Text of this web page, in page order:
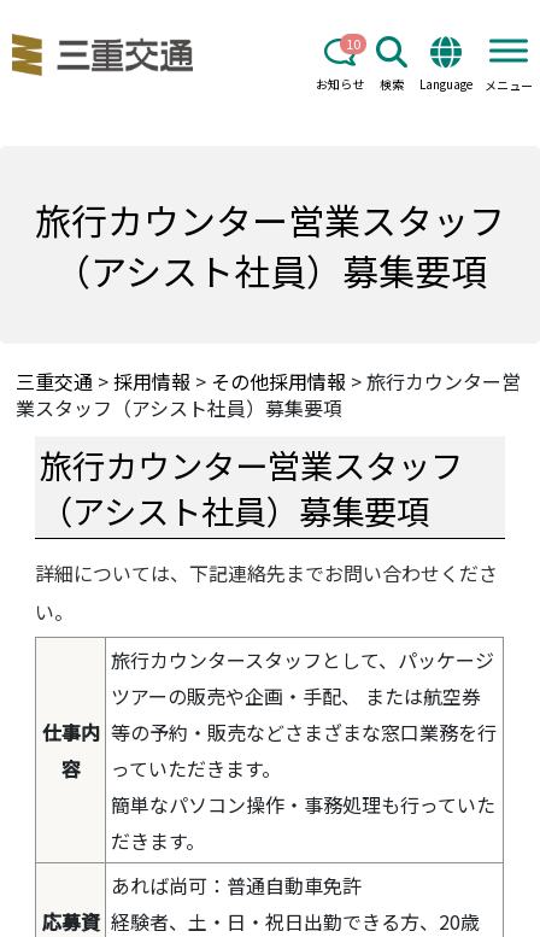
お知らせ
10
検索 Language メニュー
旅行カウンター営業スタッフ
（アシスト社員）募集要項
三重交通 >採用情報 > その他採用情報 >旅行カウンター営
業スタッフ（アシスト社員）募集要項
旅行カウンター営業スタッフ
（アシスト社員）募集要項
詳細については、下記連絡先までお問い合わせくださ
い。
仕事内
容
旅行カウンタースタッフとして、パッケージ
ツアーの販売や企画・手配、 または航空券
等の予約・販売などさまざまな窓口業務を行
っていただきます。
簡単なパソコン操作・事務処理も行っていた
だきます。
応募資
あれば尚可：普通自動車免許
経験者、土・日・祝日出勤できる方、20歳